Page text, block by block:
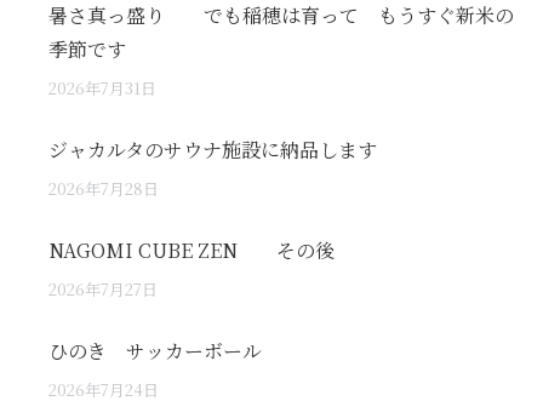
暑さ真っ盛り でも稲穂は育って もうすぐ新米の
季節です
2026年7月31日
ジャカルタのサウナ施設に納品します
2026年7月28日
NAGOMI CUBE ZEN その後
2026年7月27日
ひのき サッカーボール
2026年7月24日